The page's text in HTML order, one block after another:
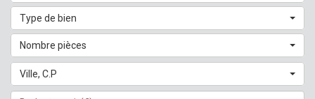
Type de bien
Nombre pièces
Ville, C.P